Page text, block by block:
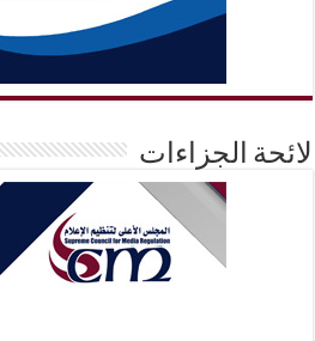
لائحة الجزاءات